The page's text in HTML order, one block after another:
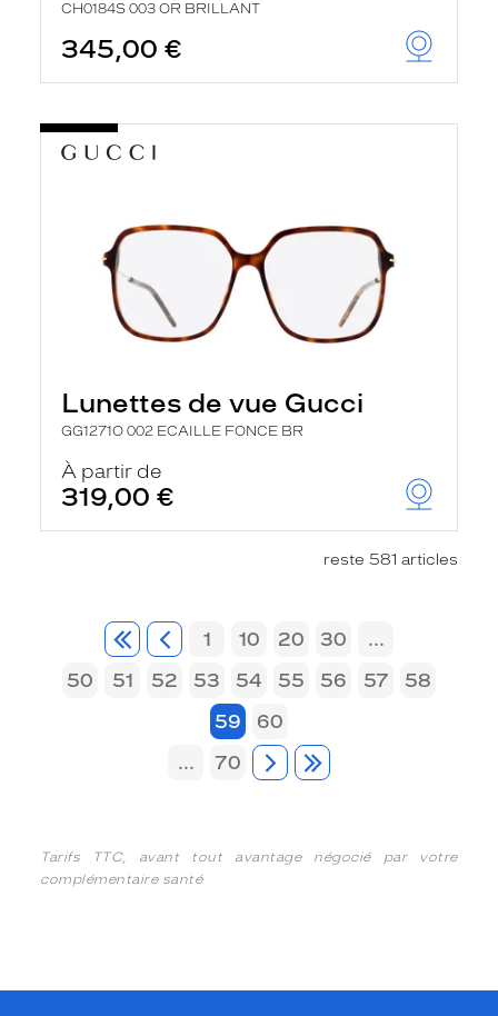
CH0184S 003 OR BRILLANT
345,00 €
Lunettes de vue Gucci
GG1271O 002 ECAILLE FONCE BR
À partir de
319,00 €
reste 581 articles
1 10 20 30
...
50
51 52 53 54 55 56 57
58
59
60
...
70
Tarifs TTC, avant tout avantage négocié par votre
complémentaire santé